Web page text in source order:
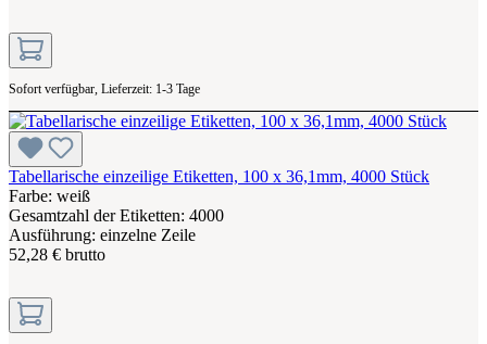
Sofort verfügbar, Lieferzeit: 1-3 Tage
Tabellarische einzeilige Etiketten, 100 x 36,1mm, 4000 Stück
Farbe: weiß
Gesamtzahl der Etiketten: 4000
Ausführung: einzelne Zeile
52,28 € brutto